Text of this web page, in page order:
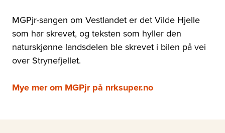
MGPjr-sangen om Vestlandet er det Vilde Hjelle
som har skrevet, og teksten som hyller den
naturskjønne landsdelen ble skrevet i bilen på vei
over Strynefjellet.
Mye mer om MGPjr på nrksuper.no